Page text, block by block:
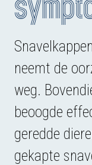
neemt de
weg.
beoogde
geredde
gekapte